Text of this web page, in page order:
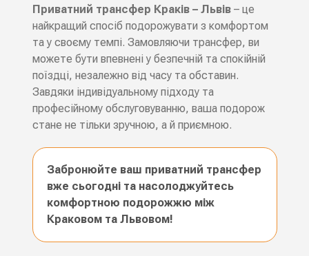
Приватний трансфер Краків – Львів– це
найкращий спосіб подорожувати з комфортом
та у своєму темпі. Замовляючи трансфер, ви
можете бути впевнені у безпечній та спокійній
поїздці, незалежно від часу та обставин.
Завдяки індивідуальному підходу та
професійному обслуговуванню, ваша подорож
стане не тільки зручною, а й приємною.
Забронюйте ваш приватний трансфер
вже сьогодні та насолоджуйтесь
комфортною подорожжю між
Краковом та Львовом!